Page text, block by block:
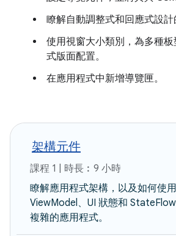
瞭解自動調整式和回應式設計
使用視窗大小類別，為多種
式版面配置。
在應用程式中新增導覽匣。
架構元件
課程 1 | 時長︰9 小時
瞭解應用程式架構，以及如何使用
ViewModel、UI 狀態和
複雜的應用程式。